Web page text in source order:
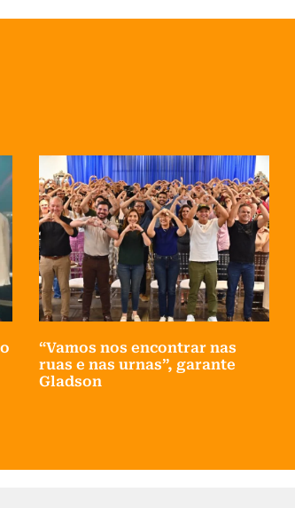
“Vamos nos encontrar nas
ruas e nas urnas”, garante
Gladson